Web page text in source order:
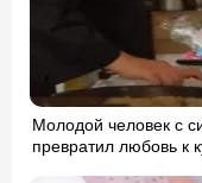
Молодой человек с
превратил любовь к